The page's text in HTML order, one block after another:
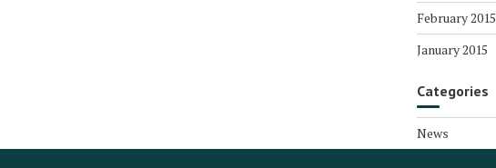
February 2015
January 2015
Categories
News